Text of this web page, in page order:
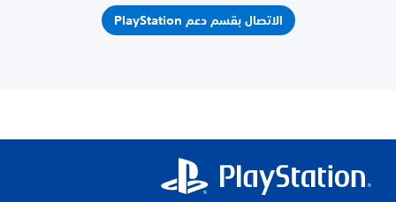
الاتصال بقسم دعم PlayStation